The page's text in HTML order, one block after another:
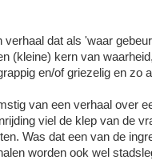
verhaal dat als 'waar
(kleine) kern van
en/of griezelig en zo
van een verhaal over
viel de klep van de
Was dat een van de
worden ook wel